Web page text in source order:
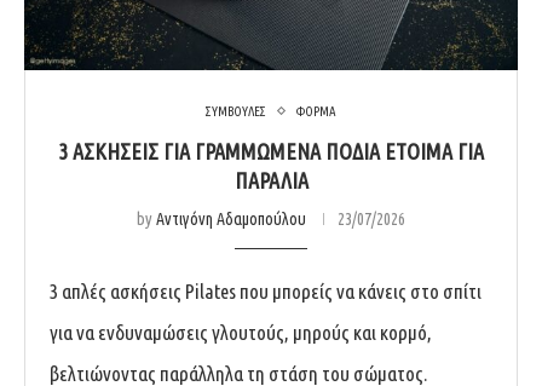
ΣΥΜΒΟΥΛΕΣ ΦΟΡΜΑ
3 ΑΣΚΉΣΕΙΣ ΓΙΑ ΓΡΑΜΜΩΜΈΝΑ ΠΌΔΙΑ ΈΤΟΙΜΑ ΓΙΑ
ΠΑΡΑΛΊΑ
byΑντιγόνη Αδαμοπούλου 23/07/2026
3 απλές ασκήσεις Pilates που μπορείς να κάνεις στο σπίτι
για να ενδυναμώσεις γλουτούς, μηρούς και κορμό,
βελτιώνοντας παράλληλα τη στάση του σώματος.